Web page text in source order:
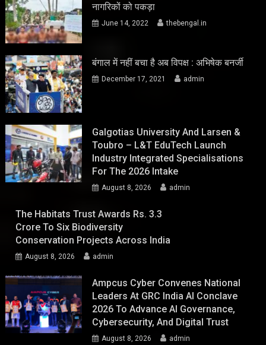
नागरिकों को पकड़ा
June 14, 2022 thebengal.in
बंगाल में नहीं बचा है अब विपक्ष : अभिषेक बनर्जी
December 17, 2021 admin
Galgotias University And Larsen &
Toubro – L&T EduTech Launch
Industry Integrated Specialisations
For The 2026 Intake
August 8, 2026 admin
The Habitats Trust Awards Rs. 3.3
Crore To Six Biodiversity
Conservation Projects Across India
August 8, 2026 admin
Ampcus Cyber Convenes National
Leaders At GRC India AI Conclave
2026 To Advance AI Governance,
Cybersecurity, And Digital Trust
August 8, 2026 admin